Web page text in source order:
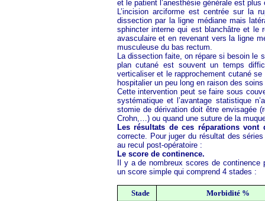
et le patient l’anesthésie générale est plus
L’incision arciforme est centrée sur la
dissection par la ligne médiane mais
sphincter interne qui est blanchâtre et le
avasculaire et en revenant vers la ligne
musculeuse du bas rectum.
La dissection faite, on répare si besoin le
plan cutané est souvent un temps
verticaliser et le rapprochement cutané
hospitalier un peu long en raison des
Cette intervention peut se faire sous
systématique et l’avantage statistique
stomie de dérivation doit être envisagée
Crohn,…) ou quand une suture de la
Les résultats de ces réparations
correcte. Pour juger du résultat des
au recul post-opératoire :
Le score de continence.
Il y a de nombreux scores de
un score simple qui comprend 4 stades :
Stade
Morbidité %